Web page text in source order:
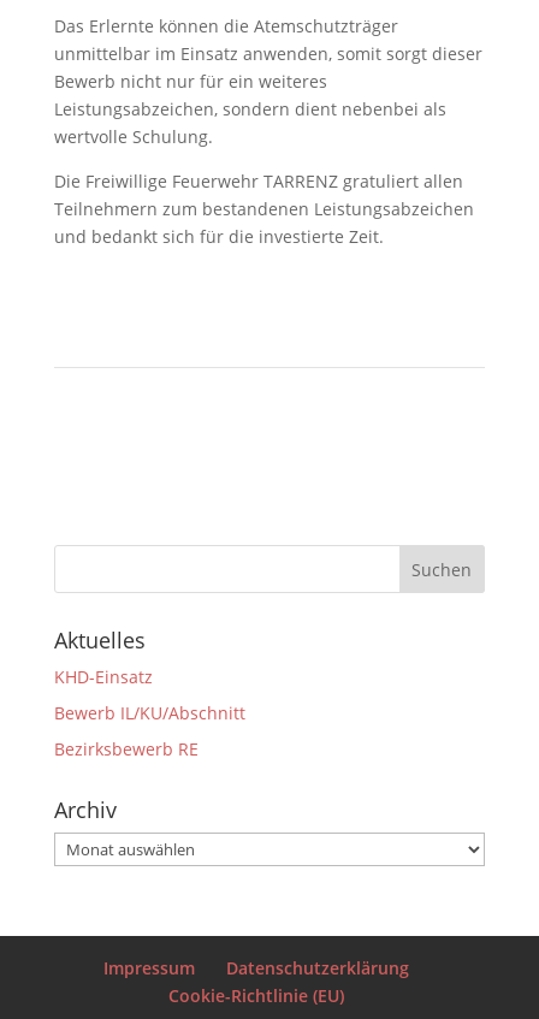
Das Erlernte können die Atemschutzträger
unmittelbar im Einsatz anwenden, somit sorgt dieser
Bewerb nicht nur für ein weiteres
Leistungsabzeichen, sondern dient nebenbei als
wertvolle Schulung.
Die Freiwillige Feuerwehr TARRENZ gratuliert allen
Teilnehmern zum bestandenen Leistungsabzeichen
und bedankt sich für die investierte Zeit.
Aktuelles
KHD-Einsatz
Bewerb IL/KU/Abschnitt
Bezirksbewerb RE
Archiv
Archiv
Impressum
Datenschutzerklärung
Cookie-Richtlinie (EU)